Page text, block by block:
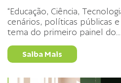
“Educação, Ciência,
cenários, políticas públicas
tema do primeiro painel do...
Saiba Mais